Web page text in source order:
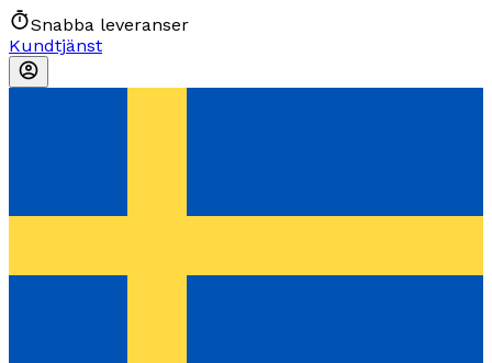
Snabba leveranser
Kundtjänst